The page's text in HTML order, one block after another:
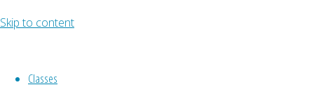
Skip to content
Classes